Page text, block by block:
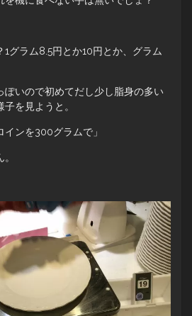
1グラム8.5円とか10円とか、グラム
ぽいので初めてだし少し脂身の多い
を見ようと。
インを300グラムで」